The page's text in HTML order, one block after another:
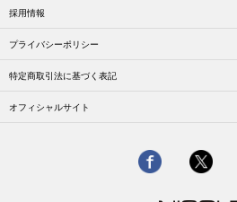
採用情報
プライバシーポリシー
特定商取引法に基づく表記
オフィシャルサイト